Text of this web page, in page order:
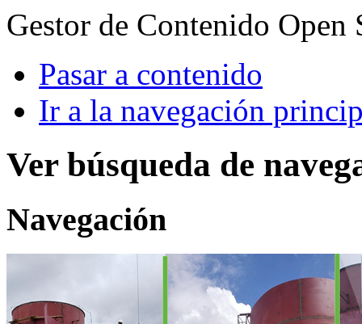
Gestor de Contenido Open
Pasar a contenido
Ir a la navegación
Ver búsqueda de
Navegación